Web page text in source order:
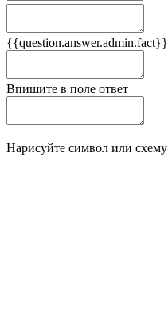
{{question.answer.admin.fact}}
Впишите в поле ответ
Нарисуйте символ или схему